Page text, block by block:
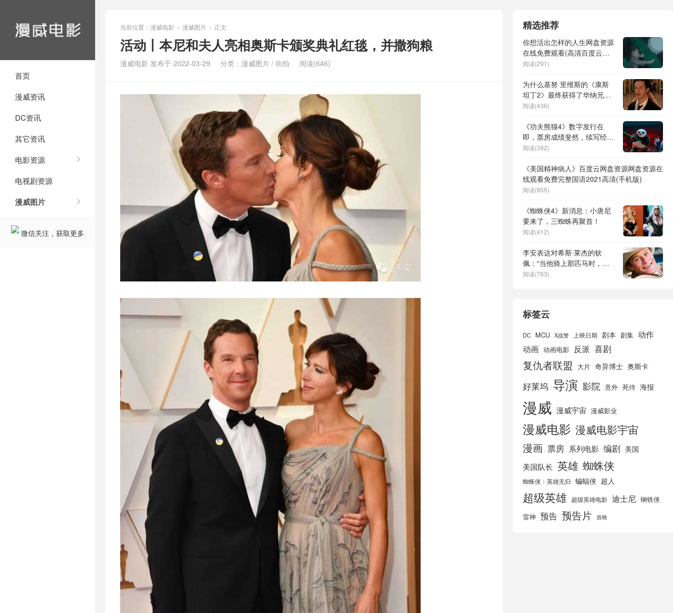
首页
漫威资讯
DC资讯
其它资讯
电影资源
电视剧资源
漫威图片
微信关注，获取更多
当前位置： 漫威电影 > 漫威图片 > 正文
活动丨本尼和夫人亮相奥斯卡颁奖典礼红毯，并撒狗粮
漫威电影 发布于 2022-03-29 分类： 漫威图片 / 街拍 阅读(646)
精选推荐
你想活出怎样的人生网盘资源
在线免费观看(高清百度云资
源)迅雷BT资源
阅读(291)
为什么基努·里维斯的《康斯
坦丁2》最终获得了华纳兄弟
的批准？
阅读(436)
《功夫熊猫4》数字发行在
即，票房成绩斐然，续写经典
动画传奇
阅读(392)
《美国精神病人》百度云网盘资源网盘资源在
线观看免费完整国语2021高清(手机版)
阅读(855)
《蜘蛛侠4》新消息：小唐尼
要来了，三蜘蛛再聚首！
阅读(412)
李安表达对希斯·莱杰的钦
佩：“当他骑上那匹马时，任
何人的心中都没有怀疑。他是
阅读(763)
标签云
DC MCU X战警 上映日期 剧本 剧集 动作
动画 动画电影 反派 喜剧
复仇者联盟 大片 奇异博士 奥斯卡
好莱坞 导演 影院 意外 死侍 海报
漫威 漫威宇宙 漫威影业
漫威电影 漫威电影宇宙
漫画 票房 系列电影 编剧 美国
美国队长 英雄 蜘蛛侠
蜘蛛侠：英雄无归 蝙蝠侠 超人
超级英雄 超级英雄电影 迪士尼 钢铁侠
雷神 预告 预告片 首映